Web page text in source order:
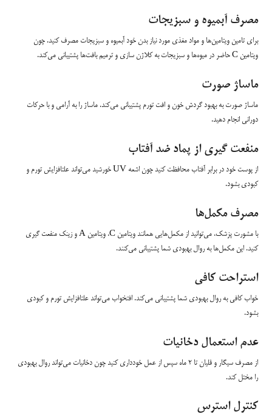
مصرف آبمیوه و سبزیجات
برای تامین ویتامین‌ها و مواد مغذی مورد نیاز بدن خود آبمیوه و سبزیجات مصرف کنید. چون
ویتامین C حاضر در میوه‌ها و سبزیجات به کلاژن سازی و ترمیم بافت‌ها پشتیبانی می‌کند.
ماساژ صورت
ماساژ صورت به بهبود گردش خون و افت تورم پشتیبانی می‌کند. ماساژ را به آرامی و با حرکات
دورانی انجام دهید.
منفعت گیری از پماد ضد آفتاب
از پوست خود در برابر آفتاب محافظت کنید چون اشعه UV خورشید می‌تواند علتافزایش تورم و
کبودی بشود.
مصرف مکمل‌ها
با مشورت پزشک، می‌توانید از مکمل‌هایی همانند ویتامین C، ویتامین A و زینک منفعت گیری
کنید. این مکمل‌ها به روال بهبودی شما پشتیبانی می‌کنند.
استراحت کافی
خواب کافی به روال بهبودی شما پشتیبانی می‌کند. افتخواب می‌تواند علتافزایش تورم و کبودی
بشود.
عدم استعمال دخانیات
از مصرف سیگار و قلیان تا 2 ماه سپس از عمل خودداری کنید چون دخانیات می‌تواند روال بهبودی
را مختل کند.
کنترل استرس